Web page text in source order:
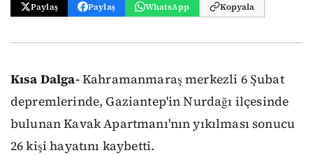
Paylaş Paylaş WhatsApp Kopyala
Kısa Dalga-Kahramanmaraş merkezli 6 Şubat
depremlerinde, Gaziantep'in Nurdağı ilçesinde
bulunan Kavak Apartmanı'nın yıkılması sonucu
26 kişi hayatını kaybetti.